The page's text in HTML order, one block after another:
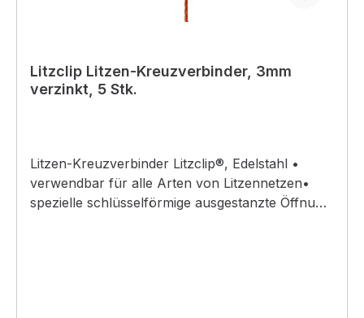
Litzclip Litzen-Kreuzverbinder, 3mm
verzinkt, 5 Stk.
Litzen-Kreuzverbinder Litzclip®, Edelstahl •
verwendbar für alle Arten von Litzennetzen•
spezielle schlüsselförmige ausgestanzte Öffnung